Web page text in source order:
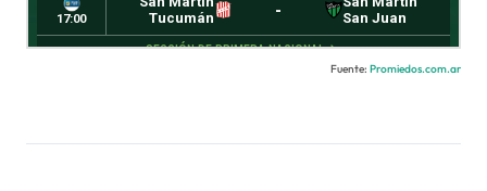
Fuente: Promiedos.com.ar